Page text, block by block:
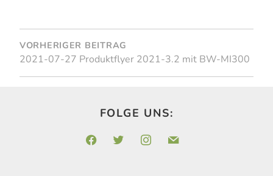
BEITRAGSNAVIGATION
VORHERIGER BEITRAG
2021-07-27 Produktflyer 2021-3.2 mit BW-MI300
FOLGE UNS:
facebooktwitter instagrammail